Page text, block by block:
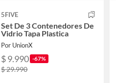
5FIVE
Set De 3 Contenedores De
Vidrio Tapa Plastica
Por UnionX
$ 9.990 -67%
$ 29.990